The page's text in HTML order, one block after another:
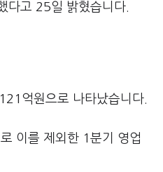
다고 25일 밝혔습니다.
억원으로 나타났습니다.
이를 제외한 1분기 영업